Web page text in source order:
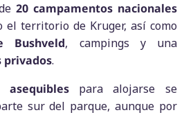
20 campamentos nacionales
el territorio de Kruger, así como
Bushveld, campings y una
privados.
asequibles para alojarse se
sur del parque, aunque por